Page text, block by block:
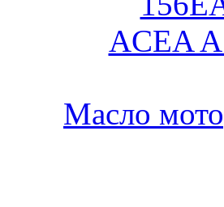
Масло